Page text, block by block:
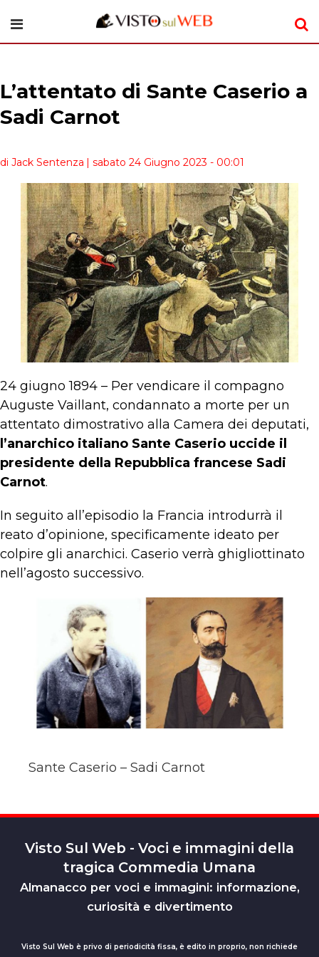
L’attentato di Sante Caserio a
Sadi Carnot
di Jack Sentenza | sabato 24 Giugno 2023 - 00:01
24 giugno 1894 – Per vendicare il compagno
Auguste Vaillant, condannato a morte per un
attentato dimostrativo alla Camera dei deputati,
l’anarchico italiano Sante Caserio uccide il
presidente della Repubblica francese Sadi
Carnot.
In seguito all’episodio la Francia introdurrà il
reato d’opinione, specificamente ideato per
colpire gli anarchici. Caserio verrà ghigliottinato
nell’agosto successivo.
Sante Caserio – Sadi Carnot
Visto Sul Web - Voci e immagini della
tragica Commedia Umana
Almanacco per voci e immagini: informazione,
curiosità e divertimento
Visto Sul Web è privo di periodicità fissa, è edito in proprio, non richiede